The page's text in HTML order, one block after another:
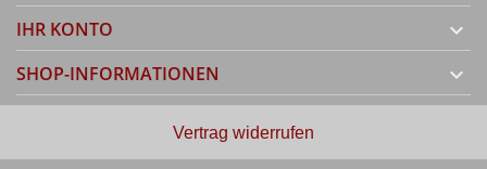
IHR KONTO 
SHOP-INFORMATIONEN 
Vertrag widerrufen